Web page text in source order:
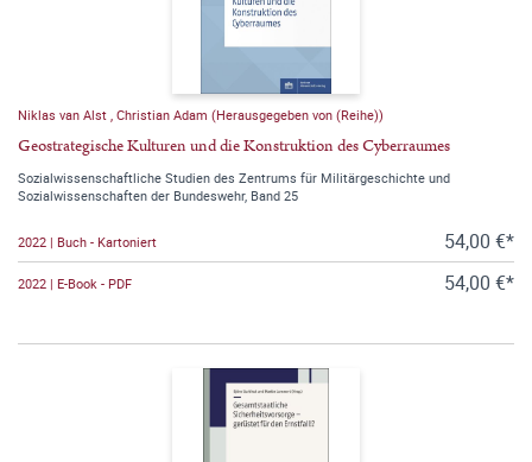
Niklas van Alst , Christian Adam (Herausgegeben von (Reihe))
Geostrategische Kulturen und die Konstruktion des Cyberraumes
Sozialwissenschaftliche Studien des Zentrums für Militärgeschichte und
Sozialwissenschaften der Bundeswehr, Band 25
2022 | Buch - Kartoniert 54,00 €*
2022 | E-Book - PDF 54,00 €*